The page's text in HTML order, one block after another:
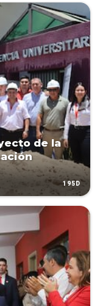
de la
195D